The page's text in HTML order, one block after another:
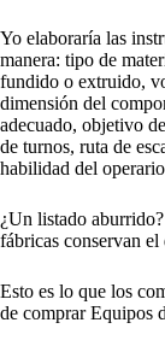
Yo elaboraría las
manera: tipo de
fundido o extruido,
dimensión del
adecuado, objetivo
de turnos, ruta de
habilidad del
¿Un listado
fábricas conservan el
Esto es lo que los
de comprar Equipos